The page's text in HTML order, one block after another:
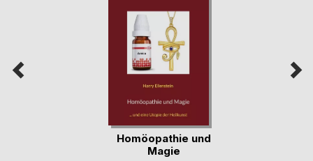
Homöopathie und
Magie